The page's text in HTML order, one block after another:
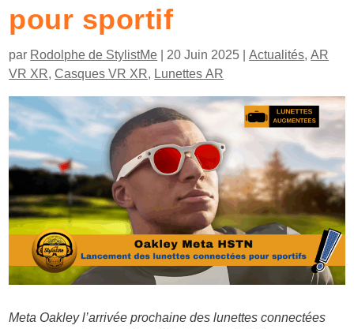
pour sportif
par Rodolphe de StylistMe 20 Juin 2025 |Actualités,AR
VR XR,Casques VR XR, Lunettes AR
Meta Oakley l’arrivée prochaine des lunettes connectées